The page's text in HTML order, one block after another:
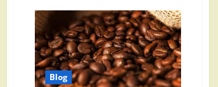
Shampoo
Aanbieding:
Kruidvat,
AH,
Jumbo
en
Beste
Kortingen
Blog